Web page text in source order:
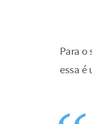
Para
essa